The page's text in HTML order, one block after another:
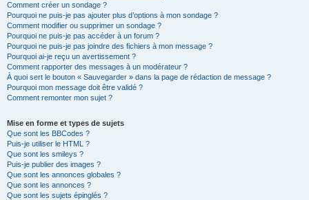
Comment créer un sondage ?
Pourquoi ne puis-je pas ajouter plus d’options à mon sondage ?
Comment modifier ou supprimer un sondage ?
Pourquoi ne puis-je pas accéder à un forum ?
Pourquoi ne puis-je pas joindre des fichiers à mon message ?
Pourquoi ai-je reçu un avertissement ?
Comment rapporter des messages à un modérateur ?
À quoi sert le bouton « Sauvegarder » dans la page de rédaction de message ?
Pourquoi mon message doit être validé ?
Comment remonter mon sujet ?
Mise en forme et types de sujets
Que sont les BBCodes ?
Puis-je utiliser le HTML ?
Que sont les smileys ?
Puis-je publier des images ?
Que sont les annonces globales ?
Que sont les annonces ?
Que sont les sujets épinglés ?